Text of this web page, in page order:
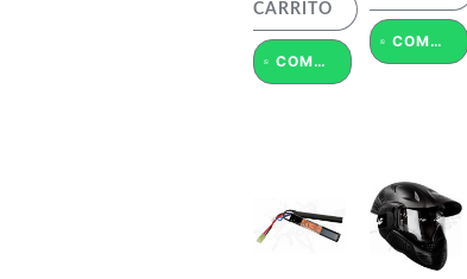
CARRITO
COMPRAR POR WHATSAPP
COMPRAR POR WHATSAPP